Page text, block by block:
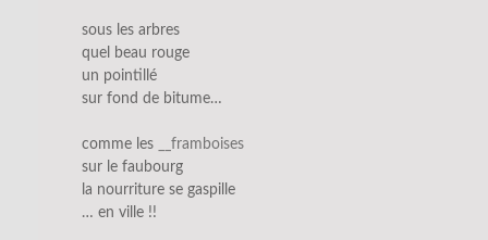
sous les arbres
quel beau rouge
un pointillé
sur fond de bitume…
comme les
__framboises
sur le faubourg
la nourriture se gaspille
… en ville !!